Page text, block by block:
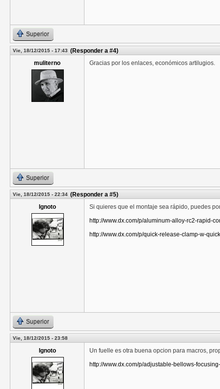
Superior
Vie, 18/12/2015 - 17:43 (Responder a #4)
muliterno
Gracias por los enlaces, económicos artilugios.
Superior
Vie, 18/12/2015 - 22:34 (Responder a #5)
Ignoto
Si quieres que el montaje sea rápido, puedes
http://www.dx.com/p/aluminum-alloy-rc2-rapid-
http://www.dx.com/p/quick-release-clamp-w-
Superior
Vie, 18/12/2015 - 23:58
Ignoto
Un fuelle es otra buena opcion para macros,
http://www.dx.com/p/adjustable-bellows-